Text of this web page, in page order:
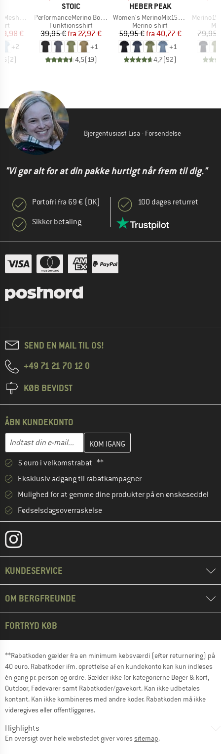
T-Shirt
pris
€
+2
(2)
MÆRKE
STOIC
Artikel
PerformanceMerino BorgholmSt. T-Shirt
Produktgruppe
Funktionsshirt
Pris
39,95 € Nedsat pris
fra 27,97 €
+1
4,5( 19)
MÆRKE
HEBER PEAK
Artikel
Women's MerinoMix150 PineconeHe. II T-Shirt
Produktgruppe
Merino-shirt
Pris
59,95 € Nedsat pris
fra 40,77 €
+1
4,7(92)
Artikel
Merino155
79,95
Bjergentusiast Lisa - Forsendelse
"Vi gør alt for at din pakke hurtigt når frem til dig."
Portofri fra 69 € (DK)
Sikker betaling
100 dages returret
SEND EN MAIL TIL OS!
+49 71 21 70 12 0
KØB BEVIDST
ÅBN KUNDEKONTO
E-mail-adresse
Indtast din e-mailadresse her, og opret i næste trin din
5 euro i velkomstrabat **
Eksklusiv adgang til rabatkampagner
Mulighed for at gemme dine produkter på en ønskeseddel
Fødselsdagsoverraskelse
KUNDESERVICE
OM BERGFREUNDE
FORTRYD KØB
**Rabatkoden gælder fra en minimum købsværdi (efter returnering) på
40 euro. Rabatkoder ifm. oprettelse af en kundekonto kan kun indløses
én gang pr. person og ordre. Gælder ikke for kategorierne Bøger & kort,
Outdoor, Fødevarer samt Rabatkoder/gavekort. Kan ikke udbetales
kontant. Kan ikke kombineres med andre koder. Rabatkoden må ikke
videregives eller offentliggøres.
Highlights
En oversigt over hele webstedet giver voressitemap.